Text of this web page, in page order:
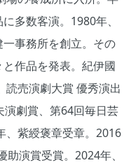
多数客演。1980年、
事務所を創立。その
作品を発表。紀伊國
読売演劇大賞 優秀演出
劇賞、第64回毎日芸
、紫綬褒章受章。2016
演賞受賞。2024年、